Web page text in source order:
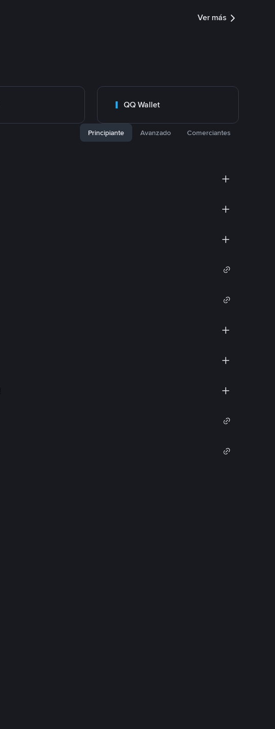
Ver más
QQ Wallet
Principiante Avanzado Comerciantes